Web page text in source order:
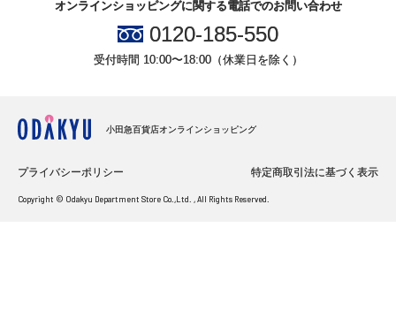
オンラインショッピングに関する電話でのお問い合わせ
0120-185-550
受付時間 10:00〜18:00（休業日を除く）
小田急百貨店オンラインショッピング
プライバシーポリシー 特定商取引法に基づく表示
Copyright © Odakyu Department Store Co.,Ltd. , All Rights Reserved.